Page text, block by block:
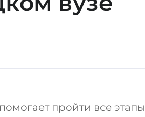
пройти все этапы